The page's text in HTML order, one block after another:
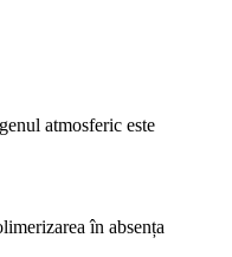
atmosferic este
în absența